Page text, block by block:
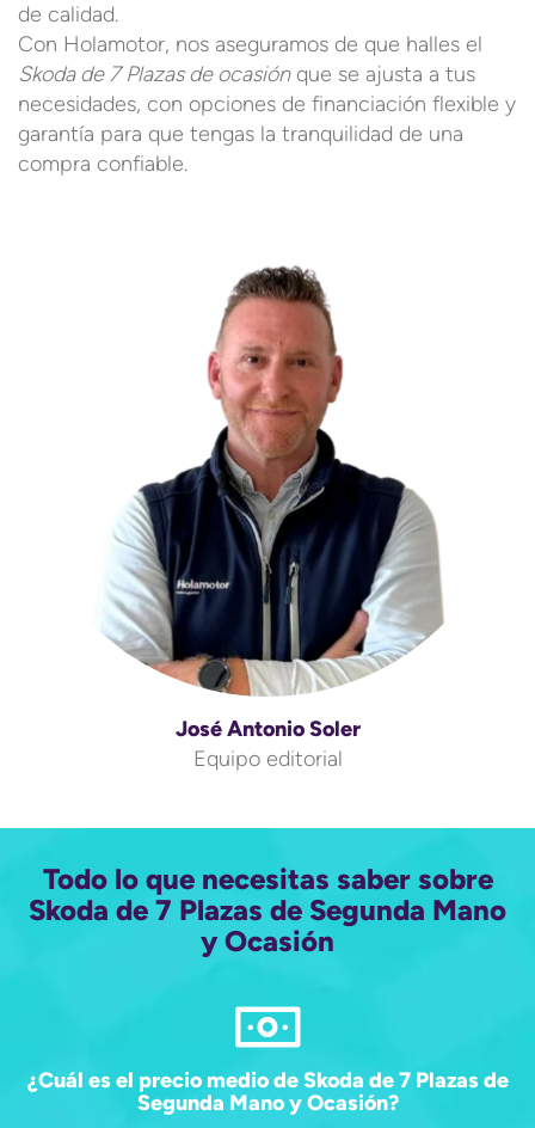
de calidad.
Con Holamotor, nos aseguramos de que halles el
Skoda de 7 Plazas de ocasiónque se ajusta a tus
necesidades, con opciones de financiación flexible y
garantía para que tengas la tranquilidad de una
compra confiable.
José Antonio Soler
Equipo editorial
Todo lo que necesitas saber sobre
Skoda de 7 Plazas de Segunda Mano
y Ocasión
¿Cuál es el precio medio de Skoda de 7 Plazas de
Segunda Mano y Ocasión?